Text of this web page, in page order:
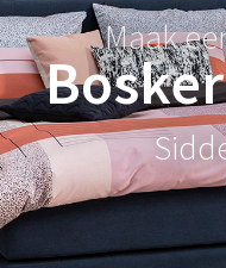
Maak